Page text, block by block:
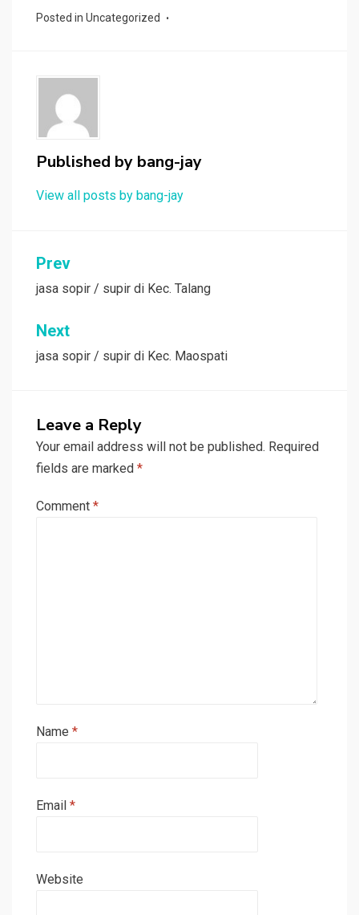
Posted in Uncategorized
Published by bang-jay
View all posts by bang-jay
Post
navigation
Prev
jasa sopir / supir di Kec. Talang
Next
jasa sopir / supir di Kec. Maospati
Leave a Reply
Your email address will not be published. Required
fields are marked *
Comment *
Name *
Email *
Website